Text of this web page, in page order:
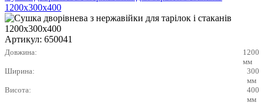
1200х300х400
Артикул: 650041
Довжина:
1200
мм
Ширина:
300
мм
Висота:
400
мм